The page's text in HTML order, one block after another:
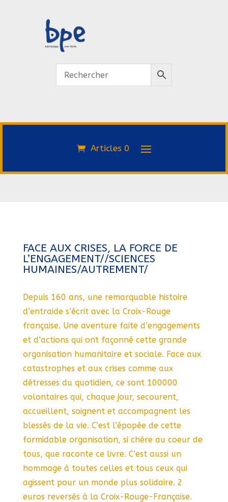
Articles 0
FACE AUX CRISES, LA FORCE DE
L’ENGAGEMENT//SCIENCES
HUMAINES/AUTREMENT/
Depuis 160 ans, une remarquable histoire
d’entraide s’écrit avec la Croix-Rouge
française. Une aventure faite d’engagements
et d’actions qui ont façonné cette grande
organisation humanitaire et sociale. Face aux
catastrophes et aux crises comme aux
détresses du quotidien, ce sont 100000
volontaires qui, chaque jour, secourent,
accueillent, soignent et accompagnent les
blessés de la vie. C’est l’épopée de cette
formidable organisation, si chère au coeur de
tous, que raconte ce livre. C’est aussi un
hommage à toutes celles et tous ceux qui
agissent pour un monde plus solidaire. 2
euros reversés à la Croix-Rouge-Française.